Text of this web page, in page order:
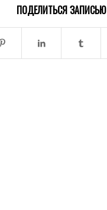
ПОДЕЛИТЬСЯ ЗАПИСЬЮ